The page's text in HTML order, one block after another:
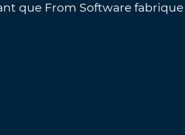
que From Software